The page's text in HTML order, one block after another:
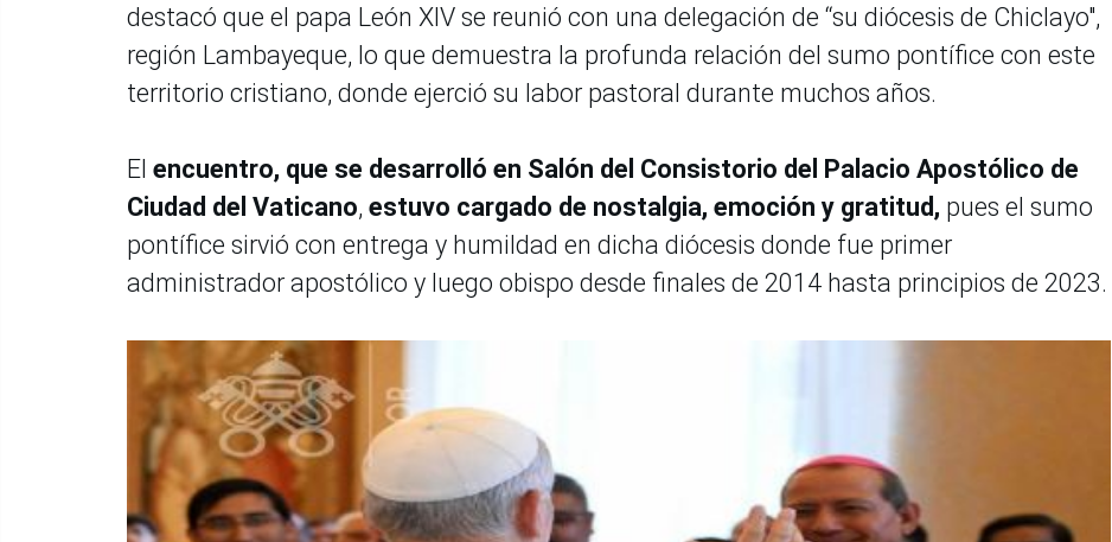
destacó que el papa León XIV se reunió con una delegación de “su diócesis de Chiclayo",
región Lambayeque, lo que demuestra la profunda relación del sumo pontífice con este
territorio cristiano, donde ejerció su labor pastoral durante muchos años.
El encuentro, que se desarrolló en Salón del Consistorio del Palacio Apostólico de
Ciudad del Vaticano, estuvo cargado de nostalgia, emoción y gratitud, pues el sumo
pontífice sirvió con entrega y humildad en dicha diócesis donde fue primer
administrador apostólico y luego obispo desde finales de 2014 hasta principios de 2023.